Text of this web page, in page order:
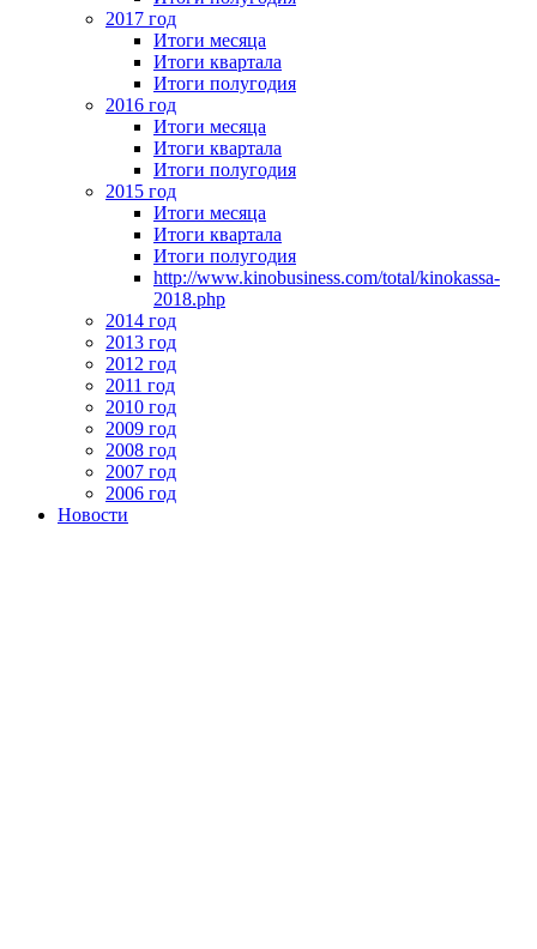
2017 год
Итоги месяца
Итоги квартала
Итоги полугодия
2016 год
Итоги месяца
Итоги квартала
Итоги полугодия
2015 год
Итоги месяца
Итоги квартала
Итоги полугодия
http://www.kinobusiness.com/total/kinokassa-
2018.php
2014 год
2013 год
2012 год
2011 год
2010 год
2009 год
2008 год
2007 год
2006 год
Новости